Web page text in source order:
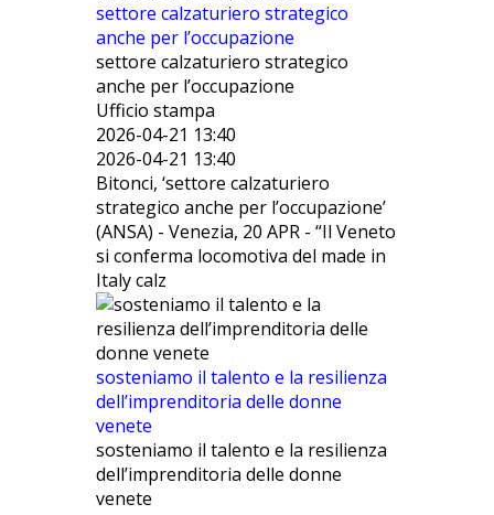
settore calzaturiero strategico
anche per l’occupazione
settore calzaturiero strategico
anche per l’occupazione
Ufficio stampa
2026-04-21 13:40
2026-04-21 13:40
Bitonci, ‘settore calzaturiero
strategico anche per l’occupazione’
(ANSA) - Venezia, 20 APR - “Il Veneto
si conferma locomotiva del made in
Italy calz
sosteniamo il talento e la resilienza
dell’imprenditoria delle donne
venete
sosteniamo il talento e la resilienza
dell’imprenditoria delle donne
venete